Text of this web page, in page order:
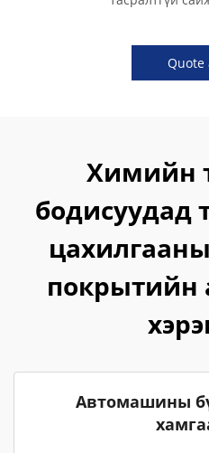
Quote
Химийн
бодисуудад
покрытийн
Автомашины